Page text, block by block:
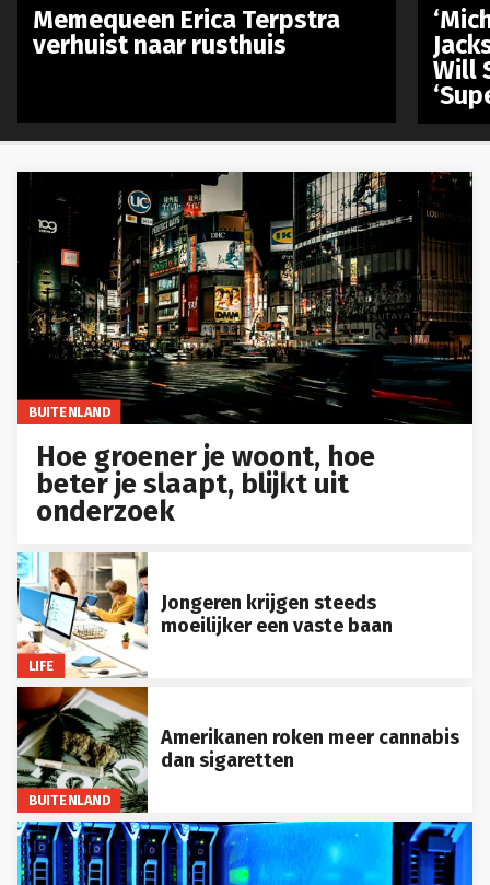
BUITENLAND
Hoe groener je woont, hoe
beter je slaapt, blijkt uit
onderzoek
LIFE
Jongeren krijgen steeds
moeilijker een vaste baan
BUITENLAND
Amerikanen roken meer cannabis
dan sigaretten
Memequeen Erica Terpstra
verhuist naar rusthuis
Will